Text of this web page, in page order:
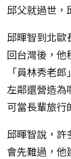
邱父就過世，
邱暉智到北歐
回台灣後，他
「員林秀老
左鄰還營造為
可當長輩旅行
邱暉智說，許
會先難過，他